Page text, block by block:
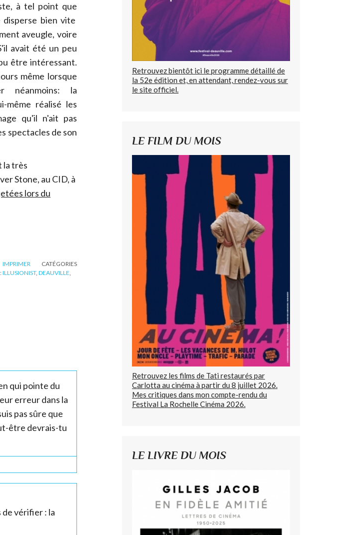
à tel point que
bien vite
aveugle, voire
avait été un peu
être intéressant.
même lorsque
néanmoins: la
même réalisé les
qu'il n'ait pas
spectacles de son
la très
Stone, au CID, à
lors du
IMPRIMER
CATÉGORIES
ILLUSIONIST, DEAUVILLE
qui pointe du
erreur dans la
pas sûre que
être devrais-tu
de vérifier : la
Retrouvez bientôt ici le programme détaillé de
la 52e édition et, en attendant, rendez-vous sur
le site officiel.
LE FILM DU MOIS
Retrouvez les films de Tati restaurés par
Carlotta au cinéma à partir du 8 juillet 2026.
Mes critiques dans mon compte-rendu du
Festival La Rochelle Cinéma 2026.
LE LIVRE DU MOIS